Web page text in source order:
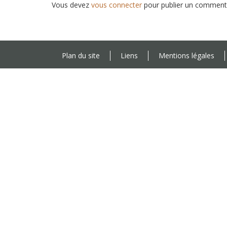
Vous devez vous connecter pour publier un
Plan du site Liens Mentions légales